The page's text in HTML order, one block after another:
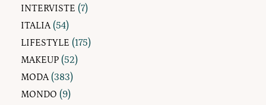
INTERVISTE (7)
ITALIA(54)
LIFESTYLE (175)
MAKEUP (52)
MODA(383)
MONDO (9)